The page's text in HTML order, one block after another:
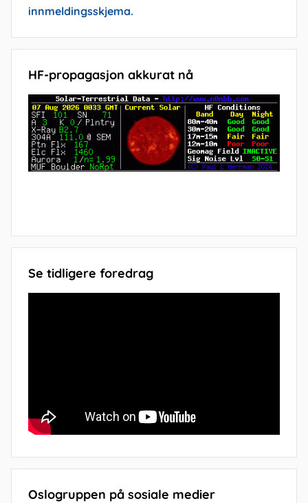
innmeldingsskjema.
HF-propagasjon akkurat nå
Se tidligere foredrag
Oslogruppen på sosiale medier